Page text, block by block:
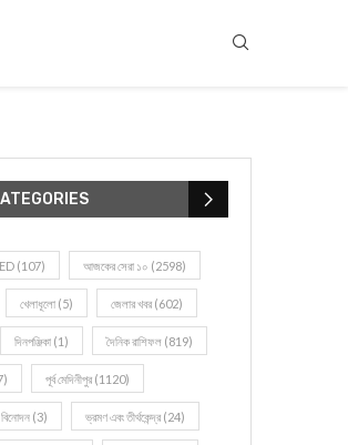
(107) আজকের সেরা ১০ (2598)
খেলাধূলো (5) জেলার খবর (602)
দিনপঞ্জিকা (1) দৈনিক রাশিফল (819)
পূর্ব মেদিনীপুর (1120)
বিনোদন (3) ভ্রমণ এবং তীর্থকেন্দ্র (24)